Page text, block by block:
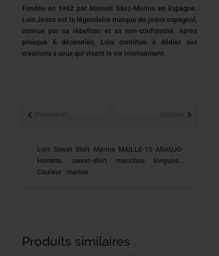
Fondée en 1962 par Manuel Sáez-Merino en Espagne.
Lois Jeans est la légendaire marque de jeans espagnol,
connue par sa rébellion et sa non-conformité. Après
presque 6 décennies, Lois continue à dédier ses
créations à ceux qui vivent la vie intensément.
Lois Sweat Shirt Marine MAILLE-10 ARAUJO
Homme, sweat-shirt manches longues.
Couleur : marine.
Produits similaires